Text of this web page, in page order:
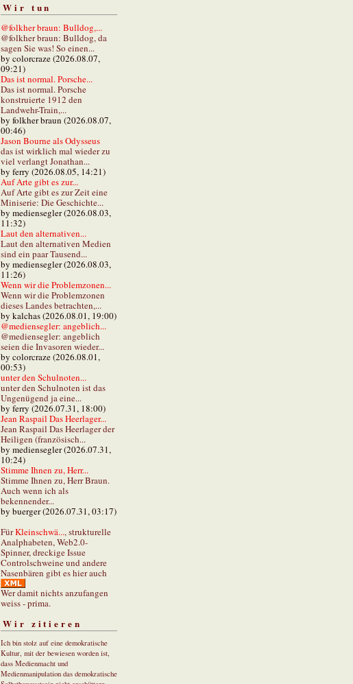
Wir tun
@folkher braun: Bulldog,...
@folkher braun: Bulldog, da
sagen Sie was! So einen...
by colorcraze (2026.08.07,
09:21)
Das ist normal. Porsche...
Das ist normal. Porsche
konstruierte 1912 den
Landwehr-Train,...
by folkher braun (2026.08.07,
00:46)
Jason Bourne als Odysseus
das ist wirklich mal wieder zu
viel verlangt Jonathan...
by ferry (2026.08.05, 14:21)
Auf Arte gibt es zur...
Auf Arte gibt es zur Zeit eine
Miniserie: Die Geschichte...
by mediensegler (2026.08.03,
11:32)
Laut den alternativen...
Laut den alternativen Medien
sind ein paar Tausend...
by mediensegler (2026.08.03,
11:26)
Wenn wir die Problemzonen...
Wenn wir die Problemzonen
dieses Landes betrachten,...
by kalchas (2026.08.01, 19:00)
@mediensegler: angeblich...
@mediensegler: angeblich
seien die Invasoren wieder...
by colorcraze (2026.08.01,
00:53)
unter den Schulnoten...
unter den Schulnoten ist das
Ungenügend ja eine...
by ferry (2026.07.31, 18:00)
Jean Raspail Das Heerlager...
Jean Raspail Das Heerlager der
Heiligen (französisch...
by mediensegler (2026.07.31,
10:24)
Stimme Ihnen zu, Herr...
Stimme Ihnen zu, Herr Braun.
Auch wenn ich als
bekennender...
by buerger (2026.07.31, 03:17)
FürKleinschwä..., strukturelle
Analphabeten, Web2.0-
Spinner, dreckige Issue
Controlschweine und andere
Nasenbären gibt es hier auch
Wer damit nichts anzufangen
weiss - prima.
Wir zitieren
Ich bin stolz auf eine demokratische
Kultur, mit der bewiesen worden ist,
dass Medienmacht und
Medienmanipulation das demokratische